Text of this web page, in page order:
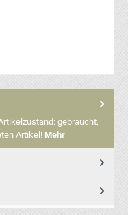
gebraucht,
Artikel! Mehr